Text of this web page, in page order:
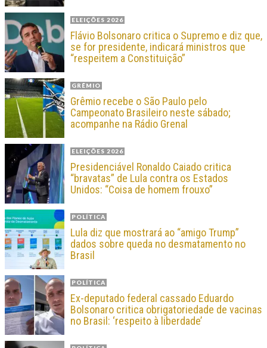
ELEIÇÕES 2026
Flávio Bolsonaro critica o Supremo e diz que,
se for presidente, indicará ministros que
“respeitem a Constituição”
GRÊMIO
Grêmio recebe o São Paulo pelo
Campeonato Brasileiro neste sábado;
acompanhe na Rádio Grenal
ELEIÇÕES 2026
Presidenciável Ronaldo Caiado critica
“bravatas” de Lula contra os Estados
Unidos: “Coisa de homem frouxo”
POLÍTICA
Lula diz que mostrará ao “amigo Trump”
dados sobre queda no desmatamento no
Brasil
POLÍTICA
Ex-deputado federal cassado Eduardo
Bolsonaro critica obrigatoriedade de vacinas
no Brasil: ‘respeito à liberdade’